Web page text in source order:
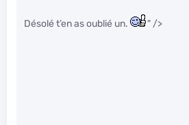
Désolé t’en as oublié un. " />